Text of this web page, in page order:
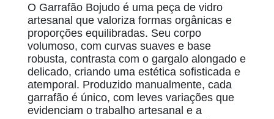
O Garrafão Bojudo é uma peça de vidro
artesanal que valoriza formas orgânicas e
proporções equilibradas. Seu corpo
volumoso, com curvas suaves e base
robusta, contrasta com o gargalo alongado e
delicado, criando uma estética sofisticada e
atemporal. Produzido manualmente, cada
garrafão é único, com leves variações que
evidenciam o trabalho artesanal e a